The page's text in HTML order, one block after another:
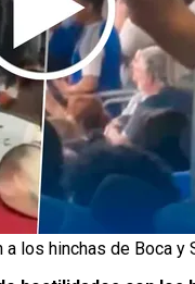
los hinchas de Boca y